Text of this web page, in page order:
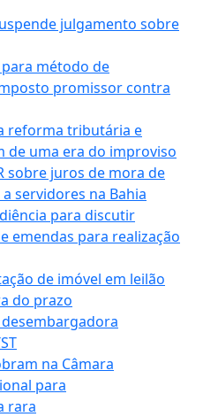
julgamento sobre
método de
promissor contra
reforma tributária e
de uma era do improviso
sobre juros de mora de
servidores na Bahia
para discutir
emendas para realização
de imóvel em leilão
do prazo
na Câmara
para
rara